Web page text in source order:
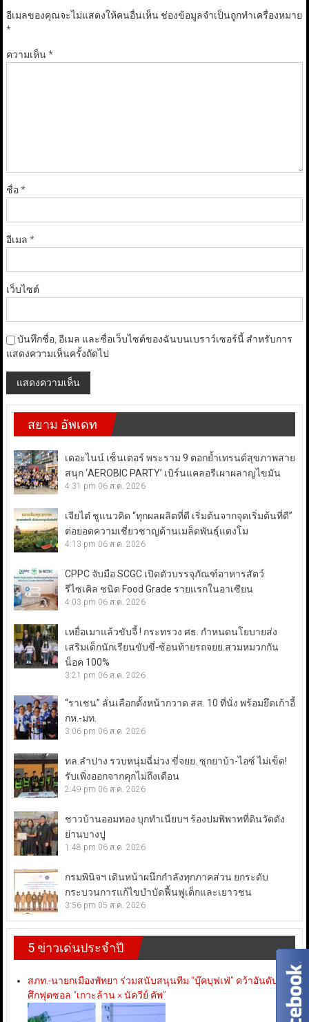
อีเมลของคุณจะไม่แสดงให้คนอื่นเห็น ช่องข้อมูลจำเป็นถูกทำเครื่องหมาย
*
ความเห็น*
ชื่อ*
อีเมล *
เว็บไซต์
บันทึกชื่อ, อีเมล และชื่อเว็บไซต์ของฉันบนเบราว์เซอร์นี้ สำหรับการ
แสดงความเห็นครั้งถัดไป
สยาม อัพเดท
เดอะไนน์ เซ็นเตอร์ พระราม 9 ตอกย้ำเทรนด์สุขภาพสาย
สนุก ‘AEROBIC PARTY’ เบิร์นแคลอรีเผาผลาญไขมัน
4:31 pm 06 ส.ค. 2026
เจียไต๋ ชูแนวคิด “ทุกผลผลิตที่ดี เริ่มต้นจากจุดเริ่มต้นที่ดี”
ต่อยอดความเชี่ยวชาญด้านเมล็ดพันธุ์แตงโม
4:13 pm 06 ส.ค. 2026
CPPC จับมือ SCGC เปิดตัวบรรจุภัณฑ์อาหารสัตว์
รีไซเคิล ชนิด Food Grade รายแรกในอาเซียน
4:03 pm 06 ส.ค. 2026
เหยื่อเมาแล้วขับจี้ ! กระทรวง ศธ. กำหนดนโยบายส่ง
เสริมเด็กนักเรียนขับขี่-ซ้อนท้ายรถจยย.สวมหมวกกัน
น็อค 100%
3:21 pm 06 ส.ค. 2026
“ราเชน” ลั่นเลือกตั้งหน้ากวาด สส. 10 ที่นั่ง พร้อมยึดเก้าอี้
กห.-มท.
3:06 pm 06 ส.ค. 2026
ทล.ลำปาง รวบหนุ่มฉี่ม่วง ขี่จยย. ซุกยาบ้า-ไอซ์ ไม่เข็ด!
รับเพิ่งออกจากคุกไม่ถึงเดือน
2:49 pm 06 ส.ค. 2026
ชาวบ้านออมทอง บุกทำเนียบฯ ร้องปมพิพาทที่ดินวัดดัง
ย่านบางปู
1:48 pm 06 ส.ค. 2026
กรมพินิจฯ เดินหน้าผนึกกำลังทุกภาคส่วน ยกระดับ
กระบวนการแก้ไขบำบัดฟื้นฟูเด็กและเยาวชน
3:56 pm 05 ส.ค. 2026
5 ข่าวเด่นประจำปี
สภท.-นายกเมืองพัทยา ร่วมสนับสนุนทีม “บุ๊คบุฟเฟ่” คว้าอันดับ 3
ศึกฟุตซอล “เกาะล้าน × นัควีย์ คัพ”